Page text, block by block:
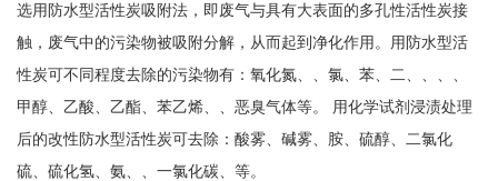
选用防水型活性炭吸附法，即废气与具有大表面的多孔性活性炭接
触，废气中的污染物被吸附分解，从而起到净化作用。用防水型活
性炭可不同程度去除的污染物有：氧化氮、、氯、苯、二、、、、
甲醇、乙酸、乙酯、苯乙烯、、恶臭气体等。 用化学试剂浸渍处理
后的改性防水型活性炭可去除：酸雾、碱雾、胺、硫醇、二氯化
硫、硫化氢、氨、、一氯化碳、等。